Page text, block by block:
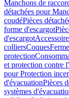
Manchons de
détachées pour
coudéPièces
forme d'escargot
d'escargot
colliersCoques
protection
et protection contre
pour Protection
d'évacuationPièces
systèmes